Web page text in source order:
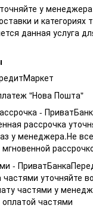
у
и категориях
данная услуга
"Нова Пошта"
-
рассрочка
у менеджера.Не
-
частями уточняйте
частями у
частями